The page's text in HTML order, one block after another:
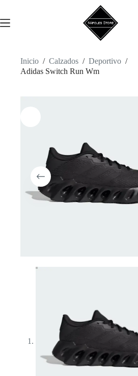
contenido
Inicio / Calzados / Deportivo /
Adidas Switch Run Wm